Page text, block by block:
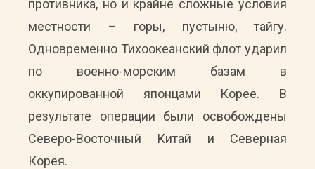
противника, но и крайне сложные условия
местности – горы, пустыню, тайгу.
Одновременно Тихоокеанский флот ударил
по военно-морским базам в
оккупированной японцами Корее. В
результате операции были освобождены
Северо-Восточный Китай и Северная
Корея.